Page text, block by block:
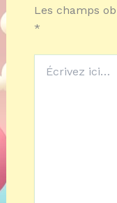
Les champs
*
ici…